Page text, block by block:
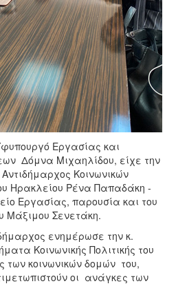
Εργασίας και
Δόμνα Μιχαηλίδου, είχε την
Κοινωνικών
Ηρακλείου Ρένα Παπαδάκη -
Εργασίας, παρουσία και του
Μάξιμου Σενετάκη.
ενημέρωσε την κ.
Κοινωνικής Πολιτικής του
των κοινωνικών δομών του,
οι ανάγκες των